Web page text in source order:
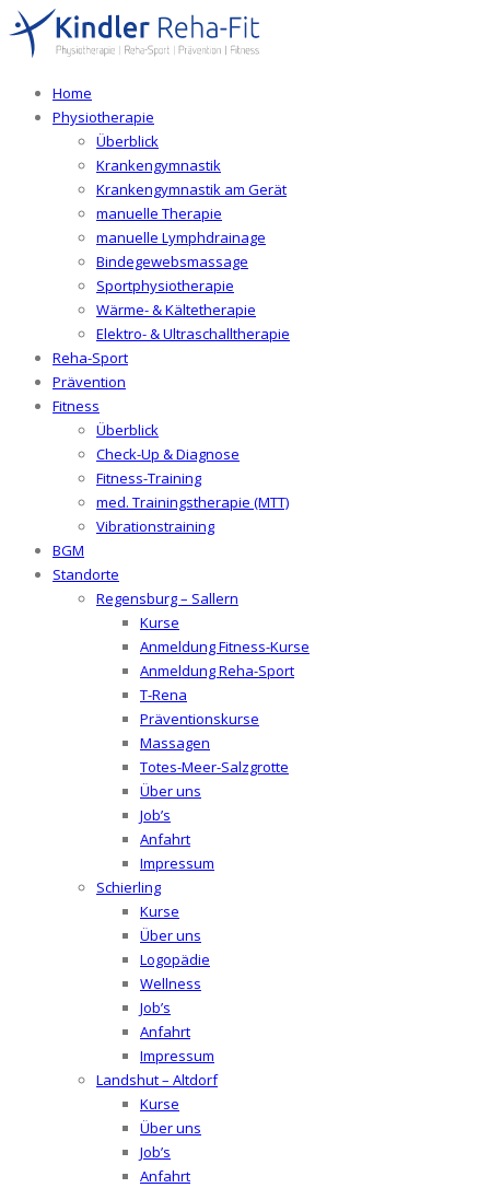
Home
Physiotherapie
Überblick
Krankengymnastik
Krankengymnastik am Gerät
manuelle Therapie
manuelle Lymphdrainage
Bindegewebsmassage
Sportphysiotherapie
Wärme- & Kältetherapie
Elektro- & Ultraschalltherapie
Reha-Sport
Prävention
Fitness
Überblick
Check-Up & Diagnose
Fitness-Training
med. Trainingstherapie (MTT)
Vibrationstraining
BGM
Standorte
Regensburg – Sallern
Kurse
Anmeldung Fitness-Kurse
Anmeldung Reha-Sport
T-Rena
Präventionskurse
Massagen
Totes-Meer-Salzgrotte
Über uns
Job’s
Anfahrt
Impressum
Schierling
Kurse
Über uns
Logopädie
Wellness
Job’s
Anfahrt
Impressum
Landshut – Altdorf
Kurse
Über uns
Job’s
Anfahrt